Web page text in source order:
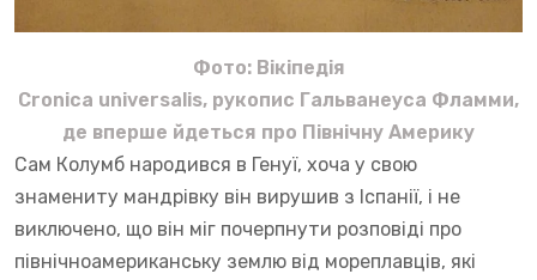
Фото: Вікіпедія
Cronica universalis, рукопис Гальванеуса Фламми,
де вперше йдеться про Північну Америку
Сам Колумб народився в Генуї, хоча у свою
знамениту мандрівку він вирушив з Іспанії, і не
виключено, що він міг почерпнути розповіді про
північноамериканську землю від мореплавців, які